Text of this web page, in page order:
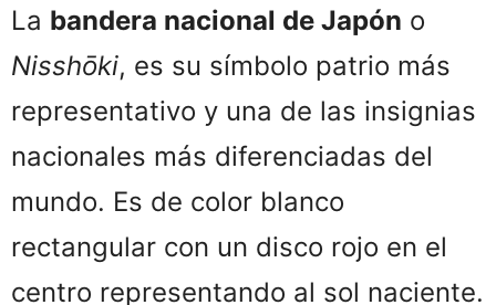
La bandera nacional de Japón o
Nisshōki, es su símbolo patrio más
representativo y una de las insignias
nacionales más diferenciadas del
mundo. Es de color blanco
rectangular con un disco rojo en el
centro representando al sol naciente.